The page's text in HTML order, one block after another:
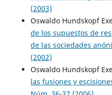
(2003)
Oswaldo Hundskopf
de los supuestos de
de las sociedades
(2002)
Oswaldo Hundskopf
las fusiones y